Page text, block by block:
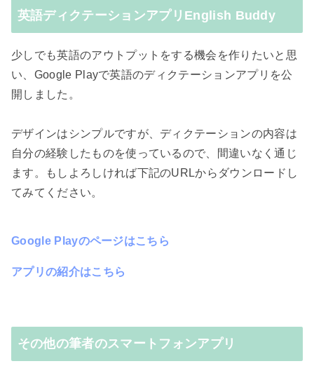
英語ディクテーションアプリEnglish Buddy
少しでも英語のアウトプットをする機会を作りたいと思
い、Google Playで英語のディクテーションアプリを公
開しました。
デザインはシンプルですが、ディクテーションの内容は
自分の経験したものを使っているので、間違いなく通じ
ます。もしよろしければ下記のURLからダウンロードし
てみてください。
Google Playのページはこちら
アプリの紹介はこちら
その他の筆者のスマートフォンアプリ